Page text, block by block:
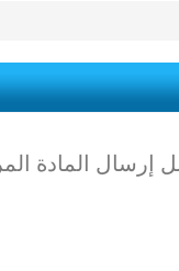
إرسال المادة